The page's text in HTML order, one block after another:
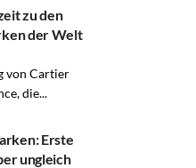
zu den
der Welt
von Cartier
die...
Erste
ungleich